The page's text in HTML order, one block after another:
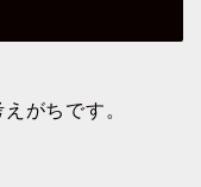
がちです。